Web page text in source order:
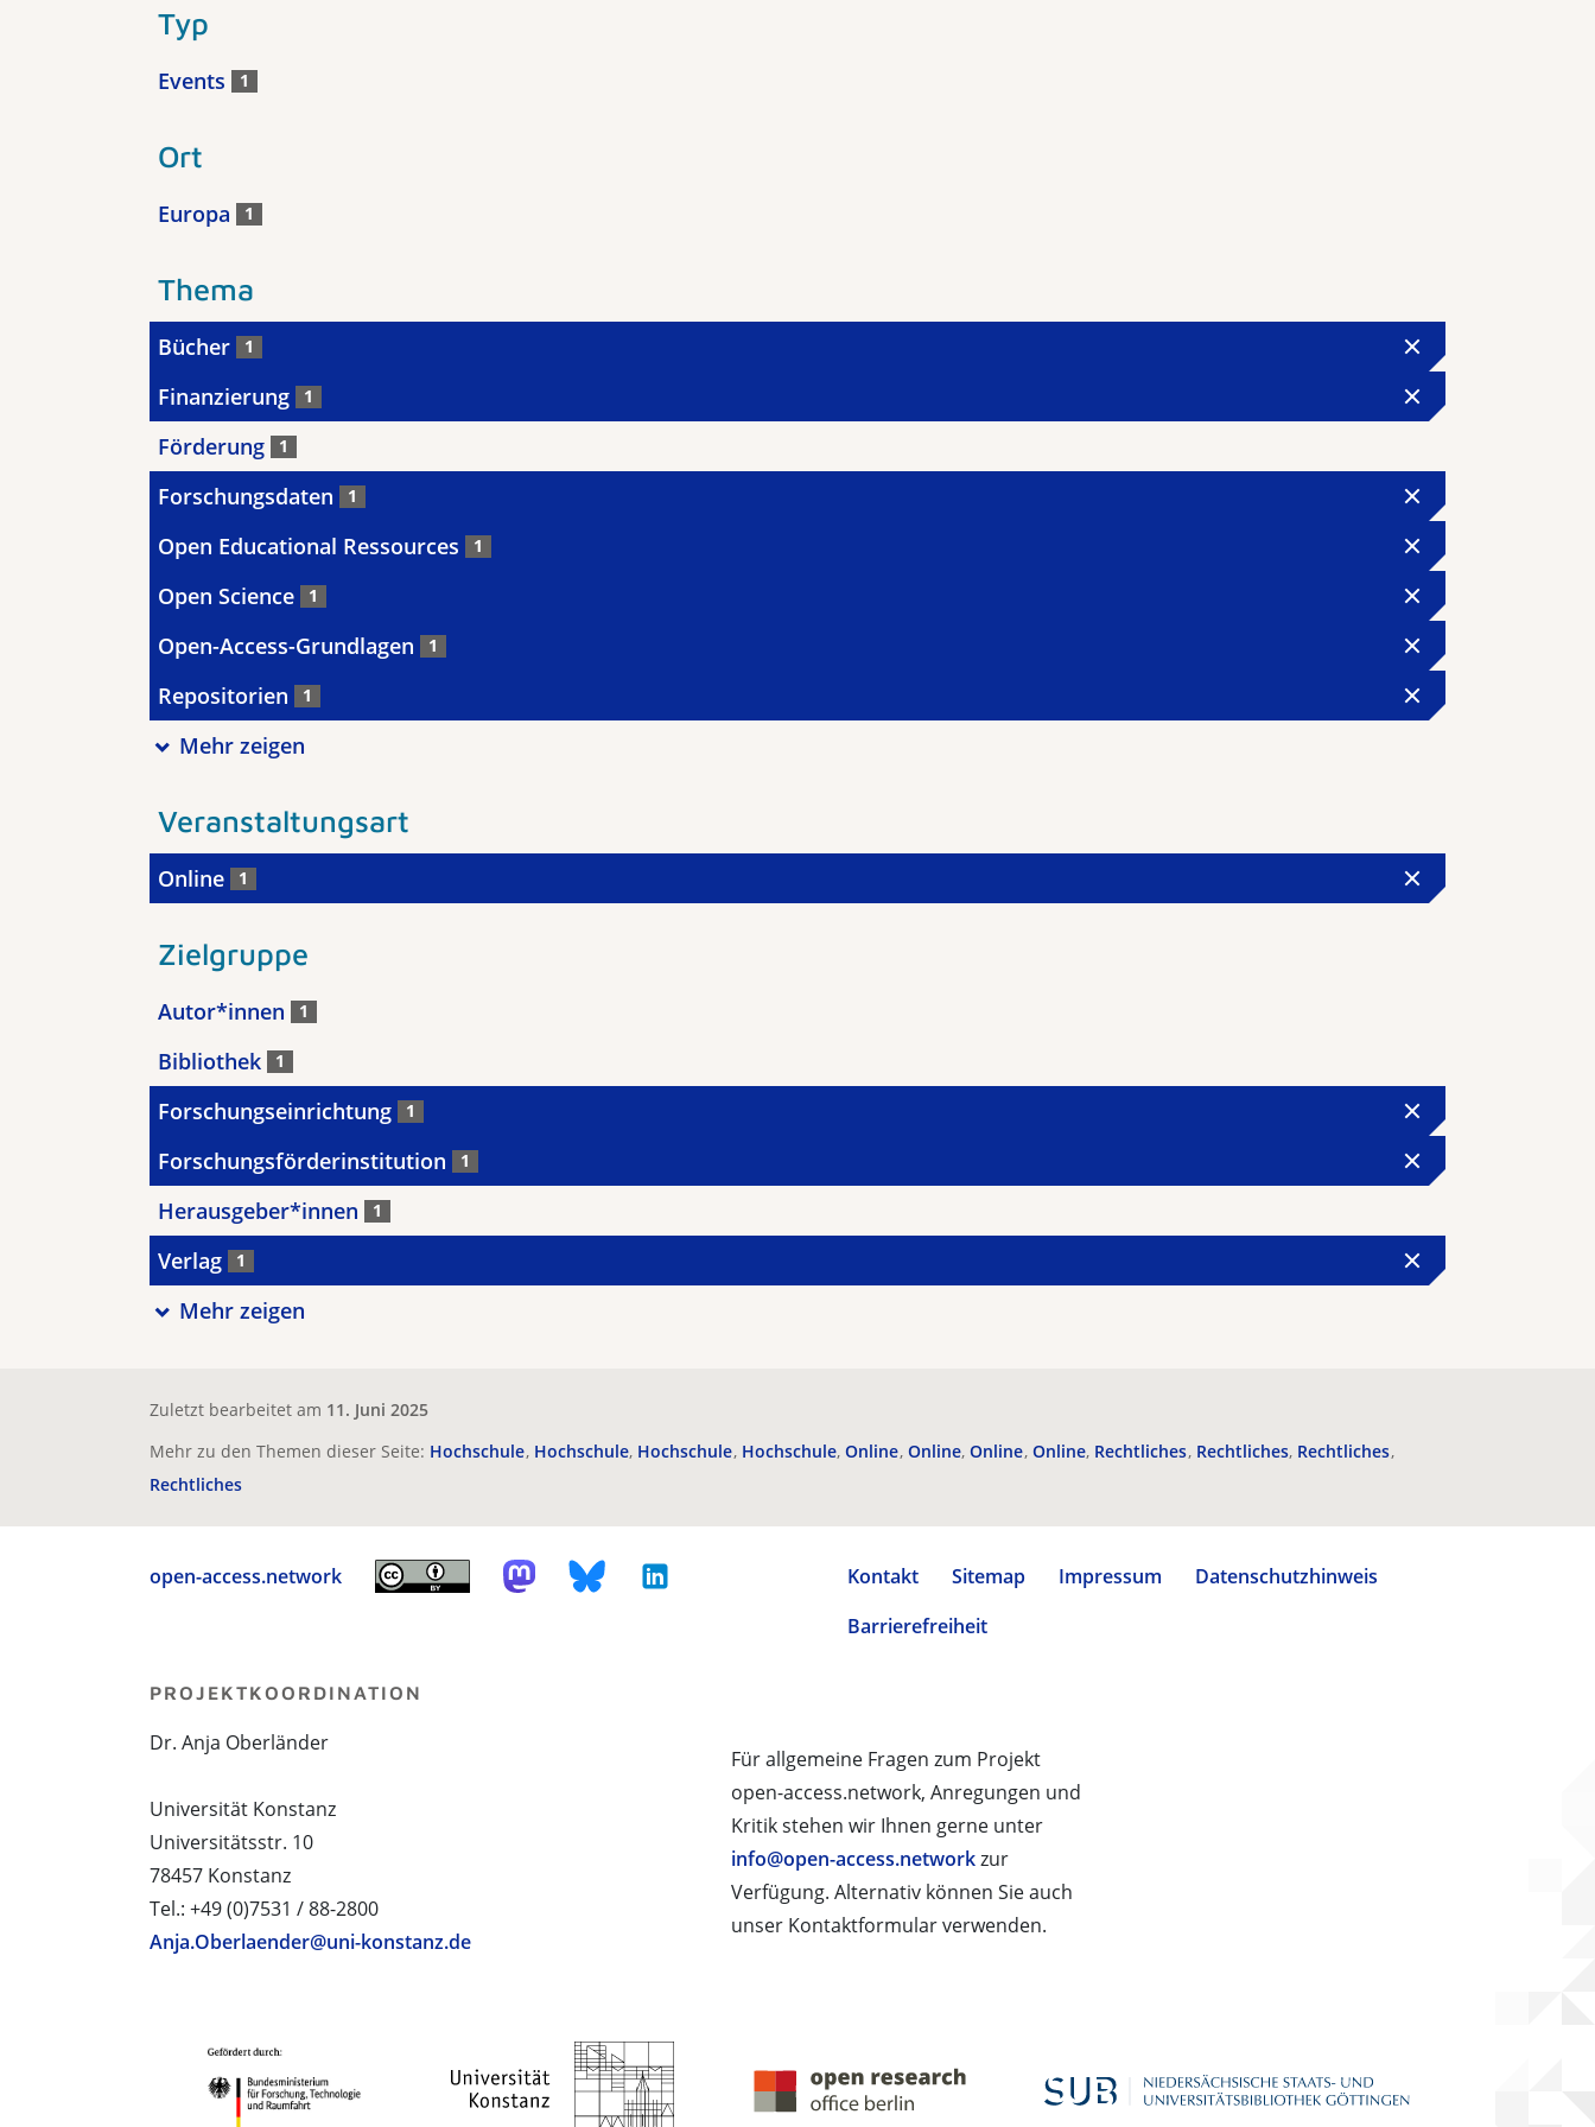
Typ
Events 1
Ort
Europa 1
Thema
Bücher 1
Finanzierung 1
Förderung 1
Forschungsdaten 1
Open Educational Ressources 1
Open Science 1
Open-Access-Grundlagen 1
Repositorien 1
Mehr zeigen
Veranstaltungsart
Online 1
Zielgruppe
Autor*innen 1
Bibliothek 1
Forschungseinrichtung 1
Forschungsförderinstitution 1
Herausgeber*innen 1
Verlag 1
Mehr zeigen
Zuletzt bearbeitet am 11. Juni 2025
Mehr zu den Themen dieser Seite: Hochschule Hochschule Hochschule Hochschule Online Online Online Online Rechtliches Rechtliches Rechtliches
Rechtliches
open-access.network Kontakt Sitemap Impressum
Datenschutzhinweis
Barrierefreiheit
Für allgemeine Fragen zum Projekt
open-access.network, Anregungen und
Kritik stehen wir Ihnen gerne unter
info@open-access.networkzur
Verfügung. Alternativ können Sie auch
unser Kontaktformular verwenden.
PROJEKTKOORDINATION
Dr. Anja Oberländer
Universität Konstanz
Universitätsstr. 10
78457 Konstanz
Tel.: +49 (0)7531 / 88-2800
Anja.Oberlaender@uni-konstanz.de